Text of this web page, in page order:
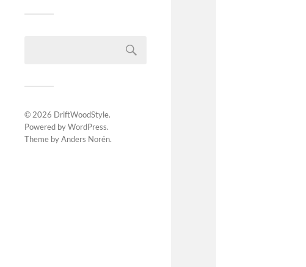
© 2026 DriftWoodStyle.
Powered byWordPress.
Theme byAnders Norén.